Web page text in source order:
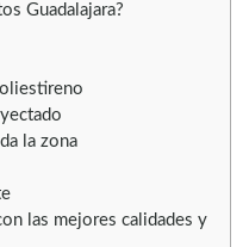
Guadalajara?
la zona
las mejores calidades y